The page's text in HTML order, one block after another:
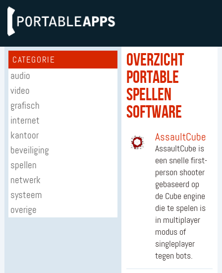
CATEGORIE
audio
video
grafisch
internet
kantoor
beveiliging
spellen
netwerk
systeem
overige
Overzicht
portable
spellen
software
AssaultCube
AssaultCube is
een snelle first-
person shooter
gebaseerd op
de Cube engine
die te spelen is
in multiplayer
modus of
singleplayer
tegen bots.